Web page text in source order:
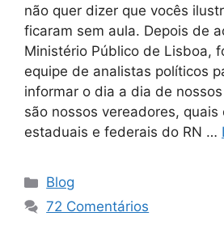
não quer dizer que vocês
ficaram sem aula. Depois de
Ministério Público de Lisboa,
equipe de analistas políticos
informar o dia a dia de
são nossos vereadores,
estaduais e federais do RN …
Categorias
Blog
72 Comentários